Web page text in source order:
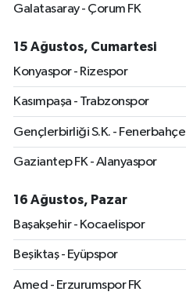
Galatasaray - Çorum FK
15 Ağustos, Cumartesi
Konyaspor - Rizespor
Kasımpaşa - Trabzonspor
Gençlerbirliği S.K. - Fenerbahçe
Gaziantep FK - Alanyaspor
16 Ağustos, Pazar
Başakşehir - Kocaelispor
Beşiktaş - Eyüpspor
Amed - Erzurumspor FK